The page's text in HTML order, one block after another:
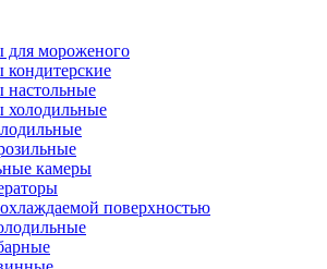
мороженого
холодильные
камеры
поверхностью